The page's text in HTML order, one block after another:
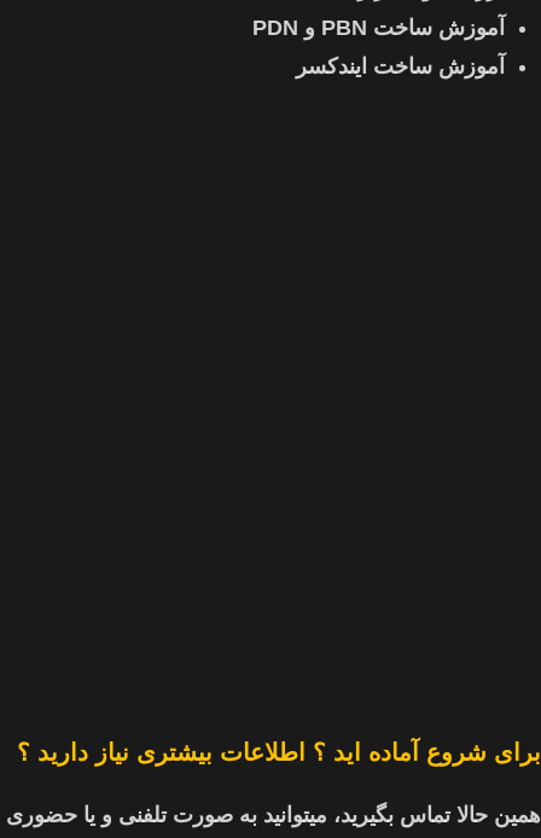
آموزش ساخت PBN و PDN
آموزش ساخت ایندکسر
برای شروع آماده اید ؟ اطلاعات بیشتری نیاز دارید ؟
همین حالا تماس بگیرید، میتوانید به صورت تلفنی و یا حضوری